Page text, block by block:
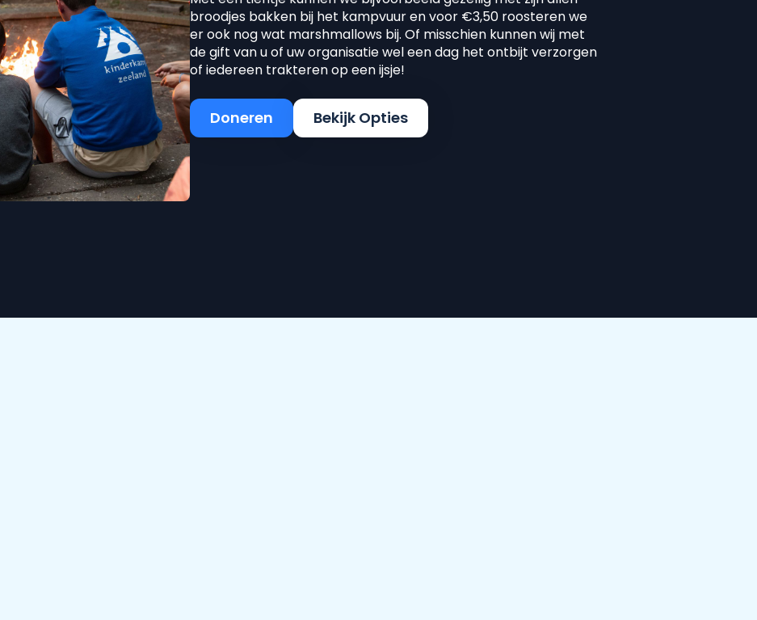
broodjes bakken bij het kampvuur en voor €3,50 roosteren we
er ook nog wat marshmallows bij. Of misschien kunnen wij met
de gift van u of uw organisatie wel een dag het ontbijt verzorgen
of iedereen trakteren op een ijsje!
Doneren Bekijk Opties